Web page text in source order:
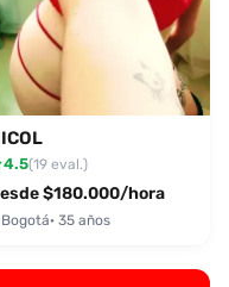
4.5(19 eval.)
$180.000/hora
Bogotá· 35 años